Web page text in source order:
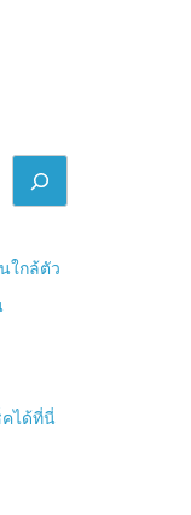
ใกล้ตัว
คได้ที่นี่